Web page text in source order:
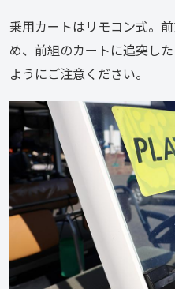
乗用カートはリモコン式。
め、前組のカートに追突し
ようにご注意ください。